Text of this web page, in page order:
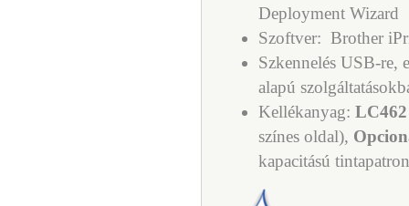
Deployment Wizard
Szoftver: Brother
Szkennelés USB-re,
alapú
Kellékanyag: LC462
színes oldal),
kapacitású